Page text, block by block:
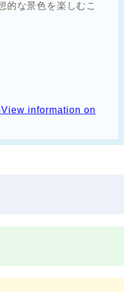
的な景色を楽しむこ
information on